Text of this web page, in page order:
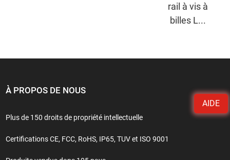
AIDE
rail à vis à
billes L...
À PROPOS DE NOUS
Plus de 150 droits de propriété intellectuelle
Certifications CE, FCC, RoHS, IP65, TUV et ISO 9001